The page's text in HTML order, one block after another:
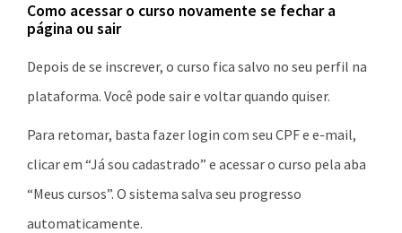
Como acessar o curso novamente se fechar a
página ou sair
Depois de se inscrever, o curso fica salvo no seu perfil na
plataforma. Você pode sair e voltar quando quiser.
Para retomar, basta fazer login com seu CPF e e-mail,
clicar em “Já sou cadastrado” e acessar o curso pela aba
“Meus cursos”. O sistema salva seu progresso
automaticamente.